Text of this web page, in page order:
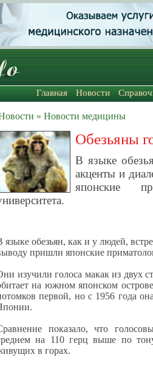
Главная Новости
» Новости медицины
Обезьяны
В языке
акценты и
японские
языке обезьян, как и у людей,
пришли японские
изучили голоса макак из двух
на южном японском
первой, но с 1956 года
показало, что
на 110 герц выше по
в горах.